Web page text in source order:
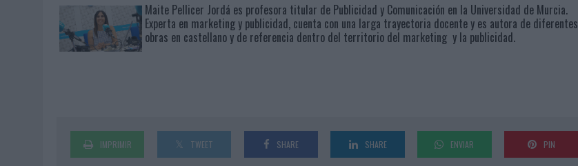
Maite Pellicer Jordá es profesora titular de Publicidad y Comunicación en la Universidad de Murcia.
Experta en marketing y publicidad, cuenta con una larga trayectoria docente y es autora de diferentes
obras en castellano y de referencia dentro del territorio del marketing y la publicidad.
IMPRIMIR TWEET SHARE SHARE ENVIAR PIN